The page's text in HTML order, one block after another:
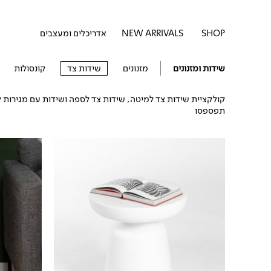
SHOP פתח SHOPNEW ARRIVALS אדריכלים ומעצבים
שידות ומזנונים מזנונים שידות צד קונסולות
קולקציית שידות צד למיטה, שידות צד לספה ושידות עם מגירות
תפספסו